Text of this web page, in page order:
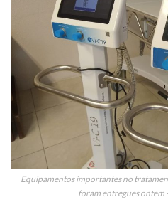
Equipamentos importantes no
foram entregues ontem